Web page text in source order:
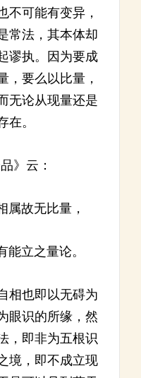
不可能有变异，
常法，其本体却
谬执。因为要成
，要么以比量，
无论从现量还是
在。
》云：
属故无比量，
能立之量论。
相也即以无碍为
眼识的所缘，然
，即非为五根识
境，即不成立现